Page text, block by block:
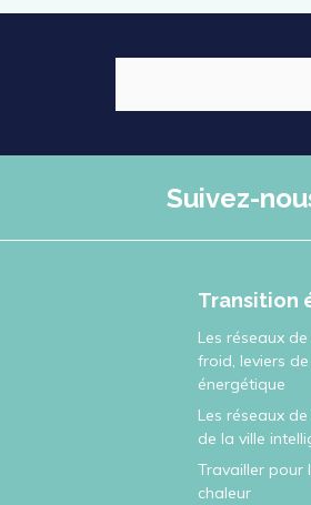
Suivez-
Transition
Les réseaux
froid, leviers
énergétique
Les réseaux
de la ville
Travailler pour
chaleur